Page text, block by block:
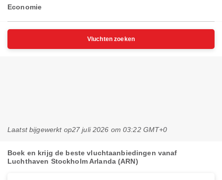
Economie
Vluchten zoeken
Laatst bijgewerkt op27 juli 2026 om 03:22 GMT+0
Boek en krijg de beste vluchtaanbiedingen vanaf
Luchthaven Stockholm Arlanda (ARN)